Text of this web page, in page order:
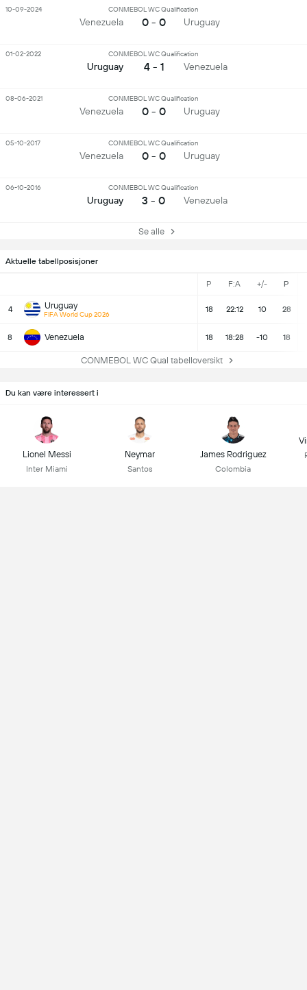
Aktuelle tabellposisjoner
P F:A +/- P
4 Uruguay
FIFA World Cup 2026
18 22:12 10 28
8 Venezuela 18 18:28 -10 18
CONMEBOL WC Qual tabelloversikt
Venezuela
CONMEBOL WC Qualification
0 - 0 Uruguay
10-09-2024
Uruguay
CONMEBOL WC Qualification
4 - 1 Venezuela
01-02-2022
Venezuela
CONMEBOL WC Qualification
0 - 0 Uruguay
08-06-2021
Venezuela
CONMEBOL WC Qualification
0 - 0 Uruguay
05-10-2017
Uruguay
CONMEBOL WC Qualification
3 - 0 Venezuela
06-10-2016
Se alle
Du kan være interessert i
Lionel Messi
Inter Miami
Neymar
Santos
James Rodriguez
Colombia